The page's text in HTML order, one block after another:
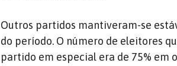
Outros partidos mantiveram-se
do período. O número de eleitores
partido em especial era de 75% em